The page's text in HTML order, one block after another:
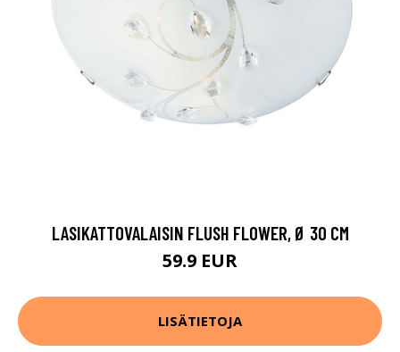
LASIKATTOVALAISIN FLUSH FLOWER, Ø 30 CM
59.9 EUR
LISÄTIETOJA